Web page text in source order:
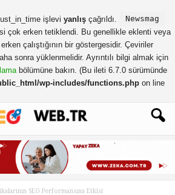
işlevi yanlış çağrıldı.
Newsmag
çok erken tetiklendi. Bu genellikle eklenti veya
çalıştığının bir göstergesidir. Çeviriler
sonra yüklenmelidir. Ayrıntılı bilgi almak için
bölümüne bakın. (Bu ileti 6.7.0 sürümünde
wp-includes/functions.php on line
SEO Performansına Etkisi